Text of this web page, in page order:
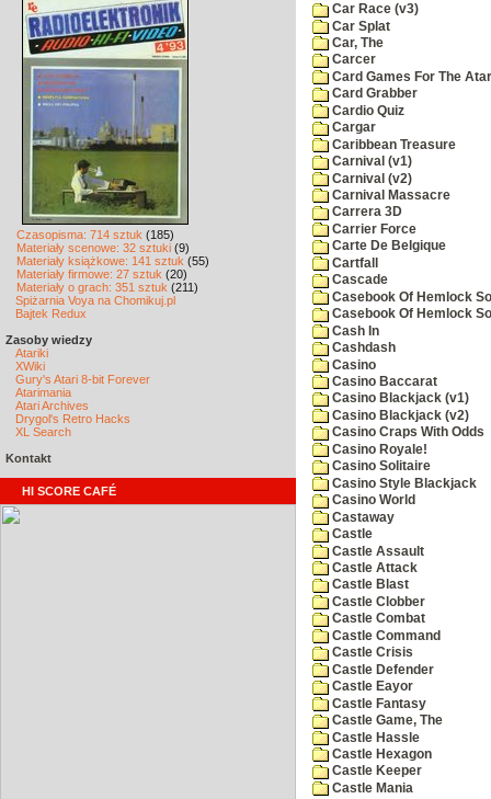
Czasopisma: 714 sztuk (185)
Materiały scenowe: 32 sztuki (9)
Materiały książkowe: 141 sztuk (55)
Materiały firmowe: 27 sztuk (20)
Materiały o grach: 351 sztuk (211)
Spiżarnia Voya na Chomikuj.pl
Bajtek Redux
Zasoby wiedzy
Atariki
XWiki
Gury's Atari 8-bit Forever
Atarimania
Atari Archives
Drygol's Retro Hacks
XL Search
Kontakt
HI SCORE CAFÉ
Car Race (v3)
Car Splat
Car, The
Carcer
Card Games For The
Card Grabber
Cardio Quiz
Cargar
Caribbean Treasure
Carnival (v1)
Carnival (v2)
Carnival Massacre
Carrera 3D
Carrier Force
Carte De Belgique
Cartfall
Cascade
Casebook Of Hemlock
Casebook Of Hemlock
Cash In
Cashdash
Casino
Casino Baccarat
Casino Blackjack (v1)
Casino Blackjack (v2)
Casino Craps With Odds
Casino Royale!
Casino Solitaire
Casino Style Blackjack
Casino World
Castaway
Castle
Castle Assault
Castle Attack
Castle Blast
Castle Clobber
Castle Combat
Castle Command
Castle Crisis
Castle Defender
Castle Eayor
Castle Fantasy
Castle Game, The
Castle Hassle
Castle Hexagon
Castle Keeper
Castle Mania